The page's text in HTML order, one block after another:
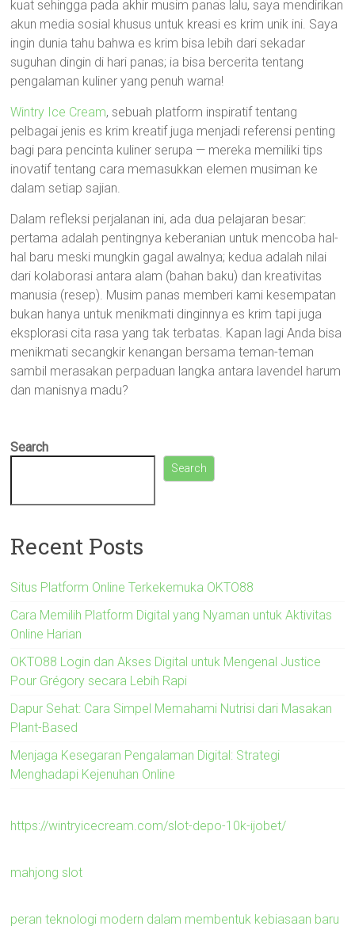
kuat sehingga pada akhir musim panas lalu, saya mendirikan
akun media sosial khusus untuk kreasi es krim unik ini. Saya
ingin dunia tahu bahwa es krim bisa lebih dari sekadar
suguhan dingin di hari panas; ia bisa bercerita tentang
pengalaman kuliner yang penuh warna!
Wintry Ice Cream, sebuah platform inspiratif tentang
pelbagai jenis es krim kreatif juga menjadi referensi penting
bagi para pencinta kuliner serupa — mereka memiliki tips
inovatif tentang cara memasukkan elemen musiman ke
dalam setiap sajian.
Dalam refleksi perjalanan ini, ada dua pelajaran besar:
pertama adalah pentingnya keberanian untuk mencoba hal-
hal baru meski mungkin gagal awalnya; kedua adalah nilai
dari kolaborasi antara alam (bahan baku) dan kreativitas
manusia (resep). Musim panas memberi kami kesempatan
bukan hanya untuk menikmati dinginnya es krim tapi juga
eksplorasi cita rasa yang tak terbatas. Kapan lagi Anda bisa
menikmati secangkir kenangan bersama teman-teman
sambil merasakan perpaduan langka antara lavendel harum
dan manisnya madu?
Search
Search
Recent Posts
Situs Platform Online Terkekemuka OKTO88
Cara Memilih Platform Digital yang Nyaman untuk Aktivitas
Online Harian
OKTO88 Login dan Akses Digital untuk Mengenal Justice
Pour Grégory secara Lebih Rapi
Dapur Sehat: Cara Simpel Memahami Nutrisi dari Masakan
Plant-Based
Menjaga Kesegaran Pengalaman Digital: Strategi
Menghadapi Kejenuhan Online
https://wintryicecream.com/slot-depo-10k-ijobet/
mahjong slot
peran teknologi modern dalam membentuk kebiasaan baru